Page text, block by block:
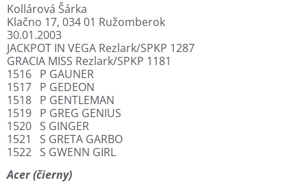
Kollárová Šárka
Klačno 17, 034 01 Ružomberok
30.01.2003
JACKPOT IN VEGA Rezlark/SPKP 1287
GRACIA MISS Rezlark/SPKP 1181
1516 P GAUNER
1517 P GEDEON
1518 P GENTLEMAN
1519 P GREG GENIUS
1520 S GINGER
1521 S GRETA GARBO
1522 S GWENN GIRL
Acer (čierny)